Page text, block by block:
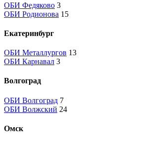
ОБИ Федяково 3
ОБИ Родионова 15
Екатеринбург
ОБИ Металлургов 13
ОБИ Карнавал 3
Волгоград
ОБИ Волгоград 7
ОБИ Волжский 24
Омск